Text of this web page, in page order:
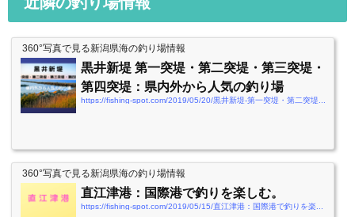
360°写真で見る新潟県海の釣り場情報
黒井新堤 第一突堤・第二突堤・第三突堤・
第四突堤：県内外から人気の釣り場
360°写真で見る新潟県海の釣り場情報
直江津港：国際港で釣りを楽しむ。